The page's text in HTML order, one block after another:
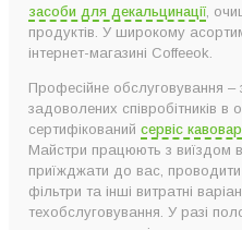
засоби для декальцинації ,
продуктів. У широкому
інтернет-магазині Coffeeok.
Професійне обслуговування –
задоволених співробітників в
сертифікований сервіс
Майстри працюють з виїздом
приїжджати до вас, проводити
фільтри та інші витратні
техобслуговування. У разі